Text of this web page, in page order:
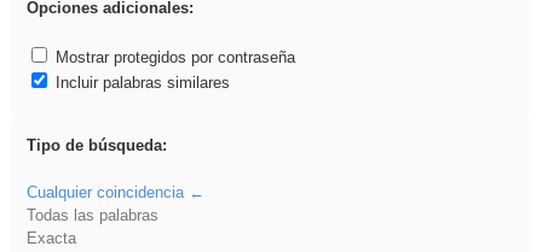
Opciones adicionales:
Mostrar protegidos por contraseña
Incluir palabras similares
Tipo de búsqueda:
Cualquier coincidencia
Todas las palabras
Exacta